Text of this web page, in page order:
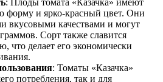
: Плоды томата «Казачка» имеют
форму и ярко-красный цвет. Они
вкусовыми качествами и могут
Сорт также славится
что делает его экономически
: Томаты «Казачка»
потребления, так и для